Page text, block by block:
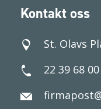
Kontakt oss
St. Olavs
22 39 68 00